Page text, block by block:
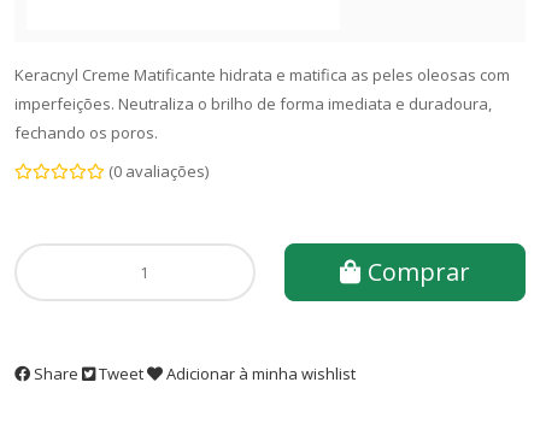
Keracnyl Creme Matificante hidrata e matifica as peles oleosas com
imperfeições. Neutraliza o brilho de forma imediata e duradoura,
fechando os poros.
(0 avaliações)
Comprar
Share Tweet Adicionar à minha wishlist